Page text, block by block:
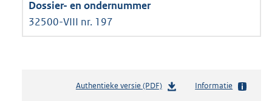
32500-VIII nr. 197
Authentieke versie (PDF)b
Informatie